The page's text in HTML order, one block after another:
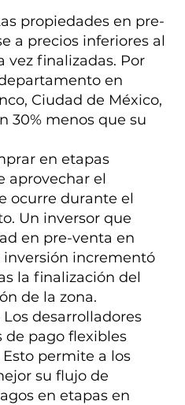
propiedades en pre-
a precios inferiores al
vez finalizadas. Por
en
Ciudad de México,
30% menos que su
en etapas
aprovechar el
ocurre durante el
Un inversor que
en pre-venta en
incrementó
la finalización del
de la zona.
Los desarrolladores
de pago flexibles
permite a los
su flujo de
en etapas en